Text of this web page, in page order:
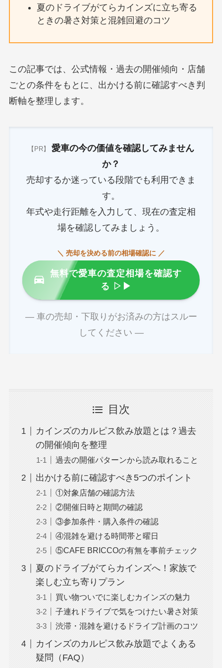
夏のドライブがてらカインズに立ち寄る
ときの暑さ対策と混雑回避のコツ
この記事では、公式情報・過去の開催傾向・店舗
ごとの条件をもとに、出かける前に確認すべき判
断軸を整理します。
【PR】
愛車の今の価値を確認してみません
か？
売却するか迷っている段階でも利用できま
す。
年式や走行距離を入力して、現在の査定相
場を確認してみましょう。
＼ 売却を決める前の相場確認に ／
無料で愛車の査定相場を確認す
る ▷▶
― 車の売却・下取りがお済みの方はスルー
してください ―
目次
カインズのカルピス飲み放題とは？過去
の開催傾向を整理
過去の開催パターンから読み取れること
出かける前に確認すべき5つのポイント
①対象店舗の確認方法
②開催日時と期間の確認
③参加条件・購入条件の確認
④混雑を避ける時間帯と曜日
⑤CAFE BRICCOの有無を事前チェック
夏のドライブがてらカインズへ！家族で
楽しむ立ち寄りプラン
買い物ついでに楽しむカインズの魅力
子連れドライブで気をつけたい暑さ対策
渋滞・混雑を避けるドライブ計画のコツ
カインズのカルピス飲み放題でよくある
疑問（FAQ）